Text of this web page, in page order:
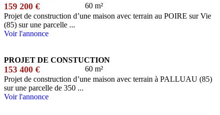
159 200 €
60 m²
Projet de construction d’une maison avec terrain au POIRE sur Vie
(85) sur une parcelle ...
Voir l'annonce
PROJET DE CONSTUCTION
153 400 €
60 m²
Projet de construction d’une maison avec terrain à PALLUAU (85)
sur une parcelle de 350 ...
Voir l'annonce